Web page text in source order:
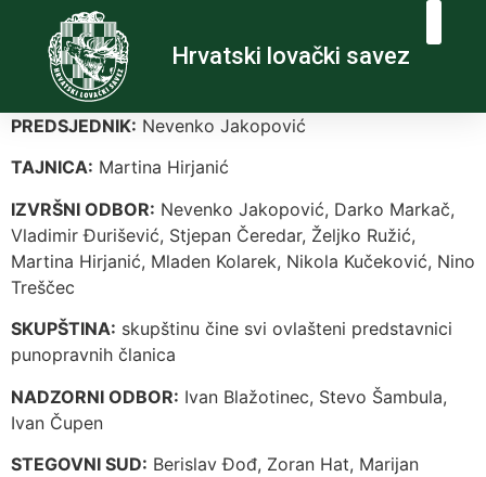
Hrvatski lovački savez
PREDSJEDNIK: Nevenko Jakopović
TAJNICA: Martina Hirjanić
IZVRŠNI ODBOR: Nevenko Jakopović, Darko Markač,
Vladimir Đurišević, Stjepan Čeredar, Željko Ružić,
Martina Hirjanić, Mladen Kolarek, Nikola Kučeković, Nino
Treščec
SKUPŠTINA: skupštinu čine svi ovlašteni predstavnici
punopravnih članica
NADZORNI ODBOR: Ivan Blažotinec, Stevo Šambula,
Ivan Čupen
STEGOVNI SUD: Berislav Đođ, Zoran Hat, Marijan